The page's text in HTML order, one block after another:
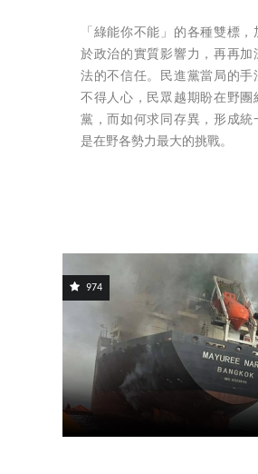
「綠能你不能」的各種雙標
於政治的實質影響力，再再加
法的不信任。民進黨當局的手
不得人心，民眾越期盼在野團
黨，而如何求同存異，形成統
是在野各勢力最大的挑戰。
974